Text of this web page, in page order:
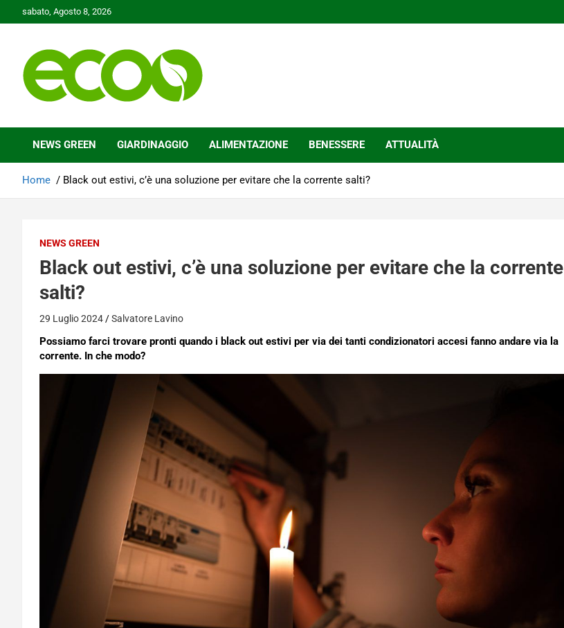
to
sabato, Agosto 8, 2026
Ecoo.it
NEWS GREEN GIARDINAGGIO ALIMENTAZIONE BENESSERE ATTUALITÀ
Home Black out estivi, c’è una soluzione per evitare che la corrente salti?
NEWS GREEN
Black out estivi, c’è una soluzione per evitare che la corrente
salti?
29 Luglio 2024 Salvatore Lavino
Possiamo farci trovare pronti quando i black out estivi per via dei tanti condizionatori accesi fanno andare via la
corrente. In che modo?